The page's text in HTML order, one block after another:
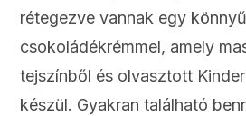
rétegezve vannak egy
csokoládékrémmel, amely
tejszínből és olvasztott
készül. Gyakran található